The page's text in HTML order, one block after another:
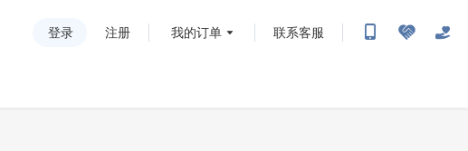
登录 注册 我的订单 联系客服